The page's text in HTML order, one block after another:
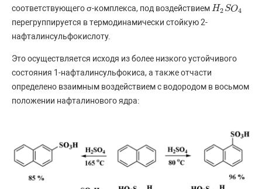
соответствующего σ-комплекса, под воздействиемH2 SO4
H2SO4
перегруппируется в термодинамически стойкую 2-
нафталинсульфокислоту.
Это осуществляется исходя из более низкого устойчивого
состояния 1-нафталинсульфокиса, а также отчасти
определено взаимным воздействием с водородом в восьмом
положении нафталинового ядра: